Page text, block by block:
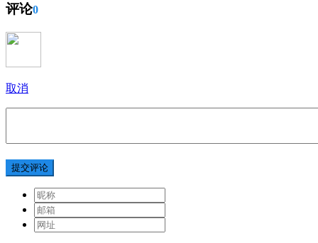
评论0
取消
提交评论